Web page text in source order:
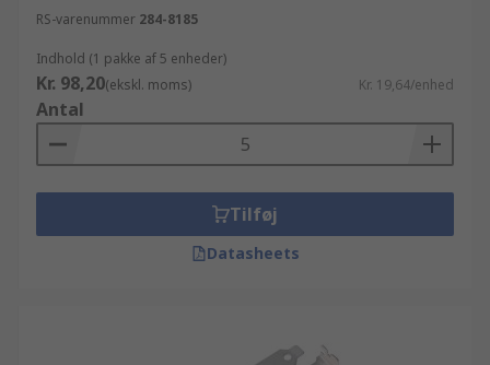
RS-varenummer 284-8185
Indhold (1 pakke af 5 enheder)
Kr. 98,20(ekskl. moms) Kr. 19,64/enhed
Antal
Tilføj
Datasheets